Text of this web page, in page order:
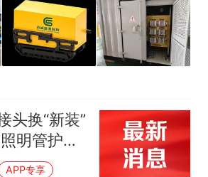
头换“新装”
明管护中
专项整修
APP专享